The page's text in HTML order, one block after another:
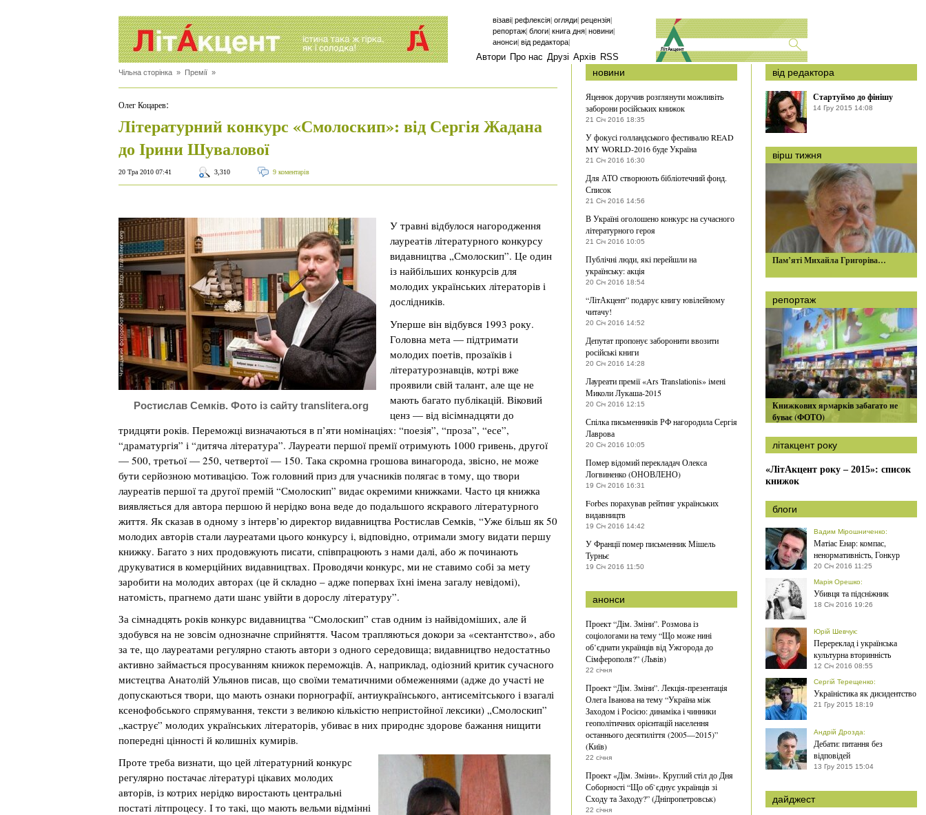
візаві| рефлексія| огляди| рецензія|
репортаж| блоги| книга дня| новини|
анонси| від редактора|
Автори Про нас Друзі Архів RSS
Чільна сторінка » Премії »
Олег Коцарев:
Літературний конкурс «Смолоскип»: від Сергія Жадана
до Ірини Шувалової
20 Тра 2010 07:41 3,310 9 коментарів
Ростислав Семків. Фото із сайту translitera.org
У травні відбулося нагородження
лауреатів літературного конкурсу
видавництва „Смолоскип”. Це один
із найбільших конкурсів для
молодих українських літераторів і
дослідників.
Уперше він відбувся 1993 року.
Головна мета — підтримати
молодих поетів, прозаїків і
літературознавців, котрі вже
проявили свій талант, але ще не
мають багато публікацій. Віковий
ценз — від вісімнадцяти до
тридцяти років. Переможці визначаються в п’яти номінаціях: “поезія”, “проза”, “есе”,
“драматургія” і “дитяча література”. Лауреати першої премії отримують 1000 гривень, другої
— 500, третьої — 250, четвертої — 150. Така скромна грошова винагорода, звісно, не може
бути серйозною мотивацією. Тож головний приз для учасників полягає в тому, що твори
лауреатів першої та другої премій “Смолоскип” видає окремими книжками. Часто ця книжка
виявляється для автора першою й нерідко вона веде до подальшого яскравого літературного
життя. Як сказав в одному з інтерв’ю директор видавництва Ростислав Семків, “Уже більш як 50
молодих авторів стали лауреатами цього конкурсу і, відповідно, отримали змогу видати першу
книжку. Багато з них продовжують писати, співпрацюють з нами далі, або ж починають
друкуватися в комерційних видавництвах. Проводячи конкурс, ми не ставимо собі за мету
заробити на молодих авторах (це й складно – адже попервах їхні імена загалу невідомі),
натомість, прагнемо дати шанс увійти в дорослу літературу”.
За сімнадцять років конкурс видавництва “Смолоскип” став одним із найвідоміших, але й
здобувся на не зовсім однозначне сприйняття. Часом трапляються докори за «сектантство», або
за те, що лауреатами регулярно стають автори з одного середовища; видавництво недостатньо
активно займається просуванням книжок переможців. А, наприклад, одіозний критик сучасного
мистецтва Анатолій Ульянов писав, що своїми тематичними обмеженнями (адже до участі не
допускаються твори, що мають ознаки порнографії, антиукраїнського, антисемітського і взагалі
ксенофобського спрямування, тексти з великою кількістю непристойної лексики) „Смолоскип”
„каструє” молодих українських літераторів, убиває в них природнє здорове бажання нищити
попередні цінності й колишніх кумирів.
Проте треба визнати, що цей літературний конкурс
регулярно постачає літературі цікавих молодих
авторів, із котрих нерідко виростають центральні
постаті літпроцесу. І то такі, що мають вельми відмінні
новини
Яценюк доручив розглянути можливіть
заборони російських книжок
21 Січ 2016 18:35
У фокусі голландського фестивалю READ
MY WORLD-2016 буде Україна
21 Січ 2016 16:30
Для АТО створюють бібліотечний фонд.
Список
21 Січ 2016 14:56
В Україні оголошено конкурс на сучасного
літературного героя
21 Січ 2016 10:05
Публічні люди, які перейшли на
українську: акція
20 Січ 2016 18:54
“ЛітАкцент” подарує книгу ювілейному
читачу!
20 Січ 2016 14:52
Депутат пропонує заборонити ввозити
російські книги
20 Січ 2016 14:28
Лауреати премії «Ars Translationis» імені
Миколи Лукаша-2015
20 Січ 2016 12:15
Спілка письменників РФ нагородила Сергія
Лаврова
20 Січ 2016 10:05
Помер відомий перекладач Олекса
Логвиненко (ОНОВЛЕНО)
19 Січ 2016 16:31
Forbes порахував рейтинг українських
видавництв
19 Січ 2016 14:42
У Франції помер письменник Мішель
Турньє
19 Січ 2016 11:50
анонси
Проект “Дім. Зміни”. Розмова із
соціологами на тему “Що може нині
об’єднати українців від Ужгорода до
Сімферополя?” (Львів)
22 січня
Проект “Дім. Зміни”. Лекція-презентація
Олега Іванова на тему “Україна між
Заходом і Росією: динаміка і чинники
геополітичних орієнтацій населення
останнього десятиліття (2005—2015)”
(Київ)
22 січня
Проект «Дім. Зміни». Круглий стіл до Дня
Соборності “Що об`єднує українців зі
Сходу та Заходу?” (Дніпропетровськ)
22 січня
від редактора
Стартуймо до фінішу
14 Гру 2015 14:08
вірш тижня
Пам’яті Михайла Григоріва…
репортаж
Книжкових ярмарків забагато не
буває (ФОТО)
літакцент року
«ЛітАкцент року – 2015»: список
книжок
блоги
Вадим Мірошниченко:
Матіас Енар: компас,
ненормативність, Гонкур
20 Січ 2016 11:25
Марія Орешко:
Убивця та підсніжник
18 Січ 2016 19:26
Юрій Шевчук:
Перереклад і українська
культурна вторинність
12 Січ 2016 08:55
Сергій Терещенко:
Україністика як дисидентство
21 Гру 2015 18:19
Андрій Дрозда:
Дебати: питання без
відповідей
13 Гру 2015 15:04
дайджест